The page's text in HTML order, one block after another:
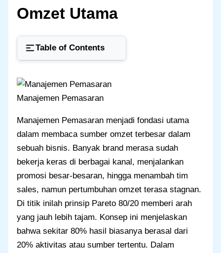
Omzet Utama
Table of Contents
Manajemen Pemasaran
Manajemen Pemasaran menjadi fondasi utama
dalam membaca sumber omzet terbesar dalam
sebuah bisnis. Banyak brand merasa sudah
bekerja keras di berbagai kanal, menjalankan
promosi besar-besaran, hingga menambah tim
sales, namun pertumbuhan omzet terasa stagnan.
Di titik inilah prinsip Pareto 80/20 memberi arah
yang jauh lebih tajam. Konsep ini menjelaskan
bahwa sekitar 80% hasil biasanya berasal dari
20% aktivitas atau sumber tertentu. Dalam